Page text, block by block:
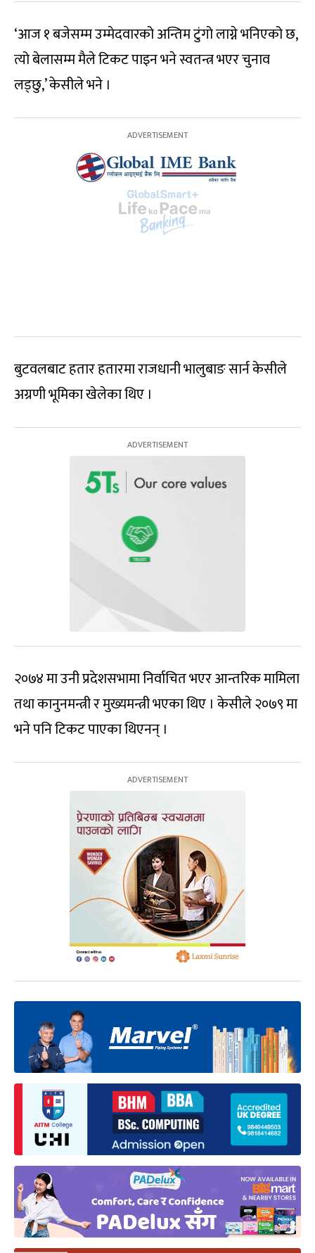
‘आज १ बजेसम्म उम्मेदवारको अन्तिम टुंगो लाग्ने भनिएको छ,
त्यो बेलासम्म मैले टिकट पाइन भने स्वतन्त्र भएर चुनाव
लड्छु,’ केसीले भने ।
बुटवलबाट हतार हतारमा राजधानी भालुबाङ सार्न केसीले
अग्रणी भूमिका खेलेका थिए ।
२०७४ मा उनी प्रदेशसभामा निर्वाचित भएर आन्तरिक मामिला
तथा कानुनमन्त्री र मुख्यमन्त्री भएका थिए । केसीले २०७९ मा
भने पनि टिकट पाएका थिएनन् ।